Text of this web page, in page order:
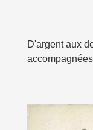
D'argent aux